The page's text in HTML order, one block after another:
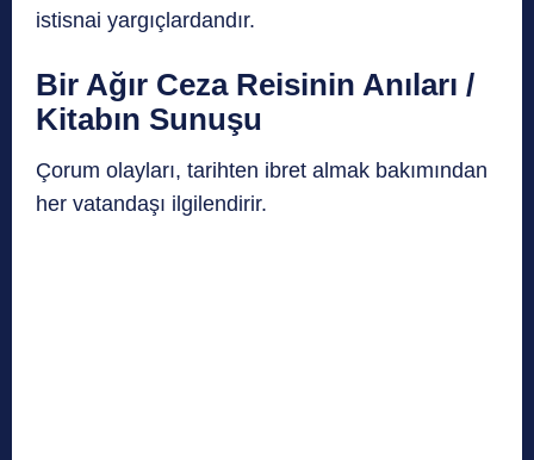
istisnai yargıçlardandır.
Bir Ağır Ceza Reisinin Anıları /
Kitabın Sunuşu
Çorum olayları, tarihten ibret almak bakımından
her vatandaşı ilgilendirir.